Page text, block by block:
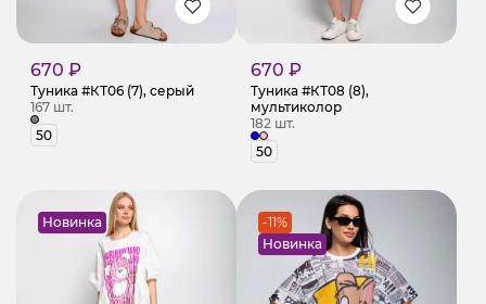
670 ₽
Туника #КТ06 (7), серый
167 шт.
50
670 ₽
Туника #КТ08 (8),
мультиколор
182 шт.
50
Новинка
-11%
Новинка